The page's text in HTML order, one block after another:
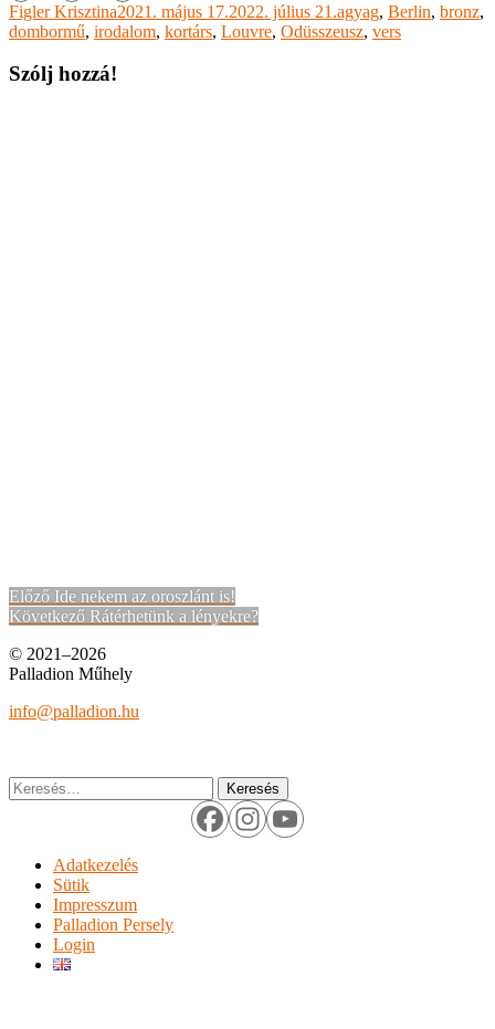
Figler Krisztina2021. május 17.2022. július 21.agyag, Berlin, bronz,
dombormű, irodalom, kortárs, Louvre, Odüsszeusz, vers
Szólj hozzá!
Bejegyzés
navigáció
Előző Korábbi
bejegyzések:
Ide nekem az oroszlánt is!
Következő Következő
Rátérhetünk a lényekre?
© 2021–2026
Palladion Műhely
info@palladion.hu
Keresés:
Adatkezelés
Sütik
Impresszum
Palladion Persely
Login